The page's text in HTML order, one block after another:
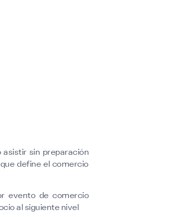
asistir sin preparación
define el comercio
evento de comercio
al siguiente nivel